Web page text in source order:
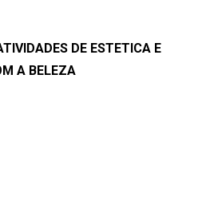
DE ESTETICA E
A BELEZA